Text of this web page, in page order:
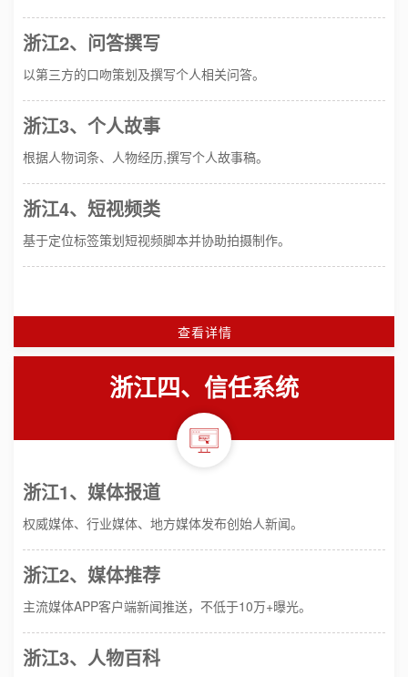
浙江2、问答撰写
以第三方的口吻策划及撰写个人相关问答。
浙江3、个人故事
根据人物词条、人物经历,撰写个人故事稿。
浙江4、短视频类
基于定位标签策划短视频脚本并协助拍摄制作。
查看详情
浙江四、信任系统
浙江1、媒体报道
权威媒体、行业媒体、地方媒体发布创始人新闻。
浙江2、媒体推荐
主流媒体APP客户端新闻推送，不低于10万+曝光。
浙江3、人物百科